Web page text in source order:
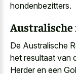
hondenbezitters.
Australische
De Australische
het resultaat van
Herder en een